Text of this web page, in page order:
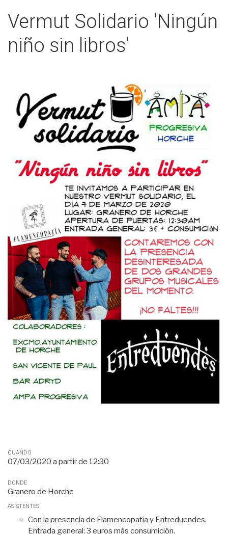
Vermut Solidario 'Ningún
niño sin libros'
CUANDO
07/03/2020 a partir de 12:30
DONDE
Granero de Horche
ASISTENTES
Con la presencia de Flamencopatía y Entreduendes.
Entrada general: 3 euros más consumición.